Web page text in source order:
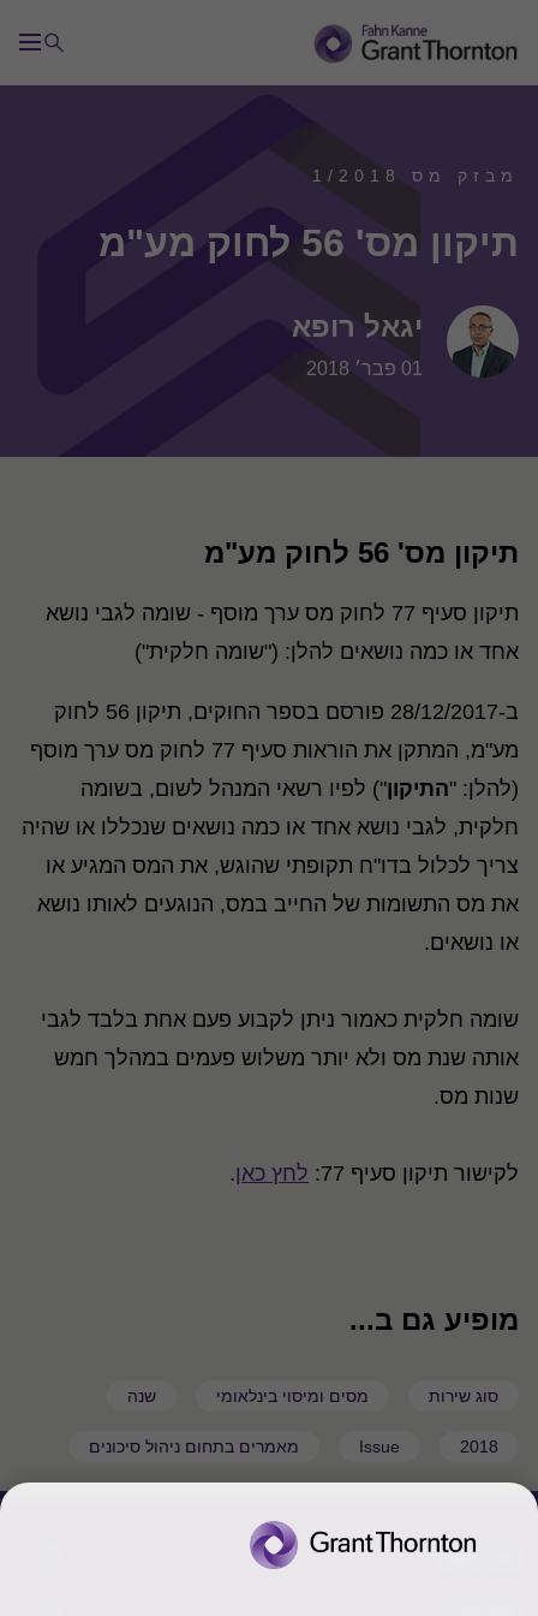
מבזק מס 1/2018
תיקון מס' 56 לחוק מע"מ
יגאל רופא
01 פבר׳ 2018
תיקון מס' 56 לחוק מע"מ
תיקון סעיף 77 לחוק מס ערך מוסף - שומה לגבי נושא
אחד או כמה נושאים להלן: ("שומה חלקית")
ב-28/12/2017 פורסם בספר החוקים, תיקון 56 לחוק
מע"מ, המתקן את הוראות סעיף 77 לחוק מס ערך מוסף
(להלן: "התיקון") לפיו רשאי המנהל לשום, בשומה
חלקית, לגבי נושא אחד או כמה נושאים שנכללו או שהיה
צריך לכלול בדו"ח תקופתי שהוגש, את המס המגיע או
את מס התשומות של החייב במס, הנוגעים לאותו נושא
או נושאים.
שומה חלקית כאמור ניתן לקבוע פעם אחת בלבד לגבי
אותה שנת מס ולא יותר משלוש פעמים במהלך חמש
שנות מס.
לקישור תיקון סעיף 77: לחץ כאן.
מופיע גם ב...
סוג שירות מסים ומיסוי בינלאומי שנה
2018
Issue מאמרים בתחום ניהול סיכונים
צור קשר